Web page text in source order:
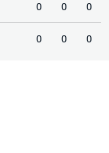
0 0 0
0 0 0